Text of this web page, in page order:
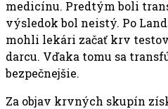
medicínu. Predtým boli
výsledok bol neistý. Po
mohli lekári začať krv
darcu. Vďaka tomu sa
bezpečnejšie.
Za objav krvných skupín